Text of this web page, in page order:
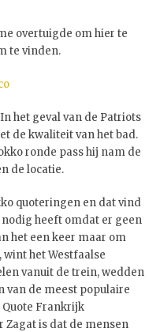
overtuigde om hier te
te vinden.
het geval van de Patriots
de kwaliteit van het bad.
ronde pass hij nam de
de locatie.
quoteringen en dat vind
heeft omdat er geen
het een keer maar om
het Westfaalse
vanuit de trein, wedden
van de meest populaire
Frankrijk
is dat de mensen